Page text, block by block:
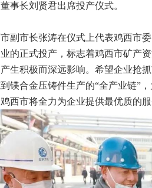
事长刘贤君出席投产仪式。
副市长张涛在仪式上代表鸡西市
的正式投产，标志着鸡西市矿产
生积极而深远影响。希望企业抢
镁合金压铸件生产的“全产业链”
西市将全力为企业提供最优质的